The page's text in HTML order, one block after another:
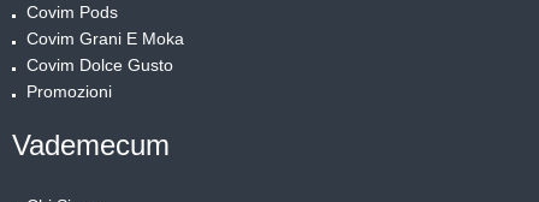
Covim Pods
Covim Grani E Moka
Covim Dolce Gusto
Promozioni
Vademecum